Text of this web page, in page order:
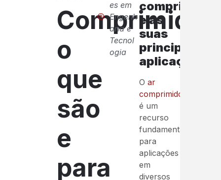
Comprimido:
o
que
são
e
para
es em
Engenh
aria e
Tecnol
ogia
comprimido
e as
suas
principais
aplicações.
O ar
comprimido
é um
recurso
fundamental
para
aplicações
em
diversos